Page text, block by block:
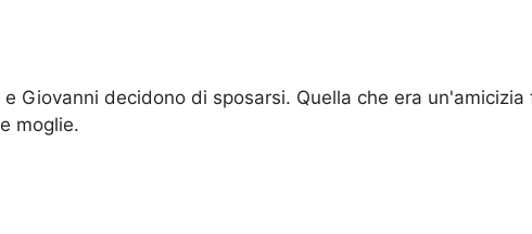
Giovanni decidono di sposarsi. Quella che era
moglie.